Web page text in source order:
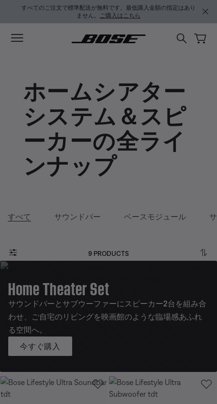
メインコンテンツに移動
サポートチャットに移動する
フッターコンテンツに移動
アクセシビリティ声明に移動する
すべてのご注文で標準配送が無料です。最低購入金額の指定はあり
ません。 ご購入はこちら
ホームシアター
システム＆スピ
ーカーの全ライ
ンナップ
すべて サウンドバー ベースモジュール
9 PRODUCTS
Home Theater Set
サウンドバーとサブウーファーにスピーカー2台を組み合
わせ、ご自宅のリビングを映画館のような臨場感あふれ
る空間へ。
今すぐ購入